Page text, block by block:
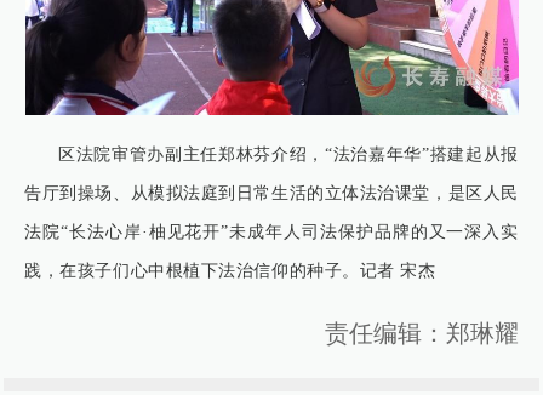
区法院审管办副主任郑林芬介绍，“法治嘉年华”搭建起从报
告厅到操场、从模拟法庭到日常生活的立体法治课堂，是区人民
法院“长法心岸·柚见花开”未成年人司法保护品牌的又一深入实
践，在孩子们心中根植下法治信仰的种子。记者 宋杰
责任编辑：郑琳耀